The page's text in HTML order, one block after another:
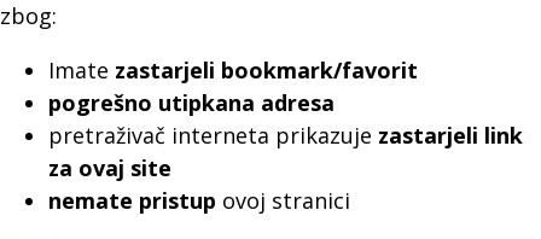
zbog:
Imate zastarjeli bookmark/favorit
pogrešno utipkana adresa
pretraživač interneta prikazuje zastarjeli link
za ovaj site
nemate pristup ovoj stranici